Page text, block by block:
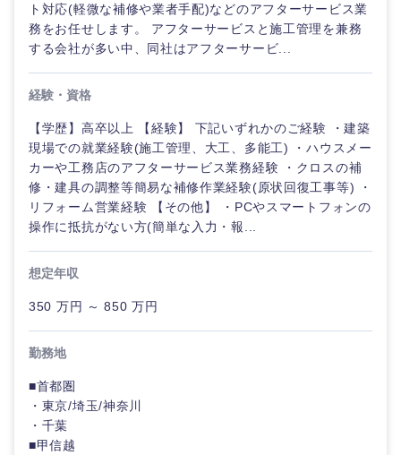
ご希望の職種を選択してください
画・事業
企画
経営ボー
ド
管理
マーケテ
ィング
営業
すべての経営企画・事業企
画
事業企画・事業開発
ご希望の職種を選択してください
経営ボード
マーケティング
サービス
ご希望の業界を選択してください
エネルギー・資源・環境
自動車・機械・船舶
電気・電子・半導体
ご希望の勤務地を選択してください
北海道 青森県
秋田県 岩手県
福島県
ご希望条件を入力ください
希望年収
推奨年齢
20代 30代
40代
フリーワード
ト対応(軽微な補修や業者手配)などのアフターサービス業
務をお任せします。 アフターサービスと施工管理を兼務
する会社が多い中、同社はアフターサービ...
経験・資格
【学歴】高卒以上 【経験】 下記いずれかのご経験 ・建築
現場での就業経験(施工管理、大工、多能工) ・ハウスメー
カーや工務店のアフターサービス業務経験 ・クロスの補
修・建具の調整等簡易な補修作業経験(原状回復工事等) ・
リフォーム営業経験 【その他】 ・PCやスマートフォンの
操作に抵抗がない方(簡単な入力・報...
想定年収
350 万円 ～ 850 万円
勤務地
■首都圏
・東京/埼玉/神奈川
・千葉
■甲信越